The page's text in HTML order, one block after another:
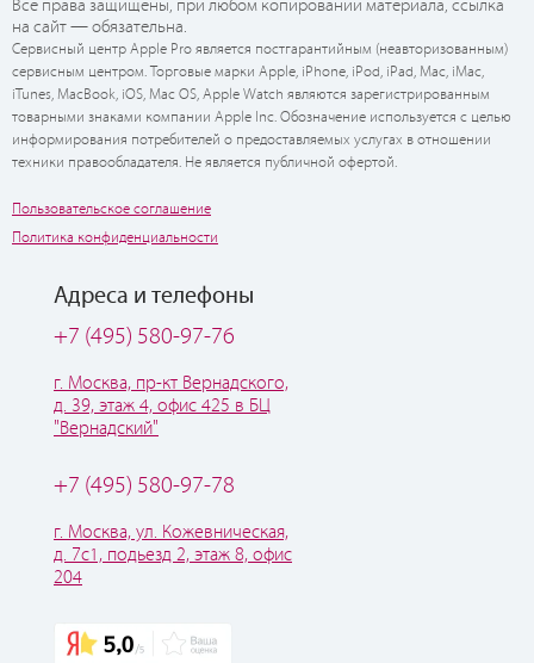
Все права защищены, при любом копировании материала, ссылка
на сайт — обязательна.
Сервисный центр Apple Pro является постгарантийным (неавторизованным)
сервисным центром. Торговые марки Apple, iPhone, iPod, iPad, Mac, iMac,
iTunes, MacBook, iOS, Mac OS, Apple Watch являются зарегистрированным
товарными знаками компании Apple Inc. Обозначение используется с целью
информирования потребителей о предоставляемых услугах в отношении
техники правообладателя. Не является публичной офертой.
Пользовательское соглашение
Политика конфиденциальности
Адреса и телефоны
+7 (495) 580-97-76
г. Москва, пр-кт Вернадского,
д. 39, этаж 4, офис 425 в БЦ
"Вернадский"
+7 (495) 580-97-78
г. Москва, ул. Кожевническая,
д. 7с1, подьезд 2, этаж 8, офис
204